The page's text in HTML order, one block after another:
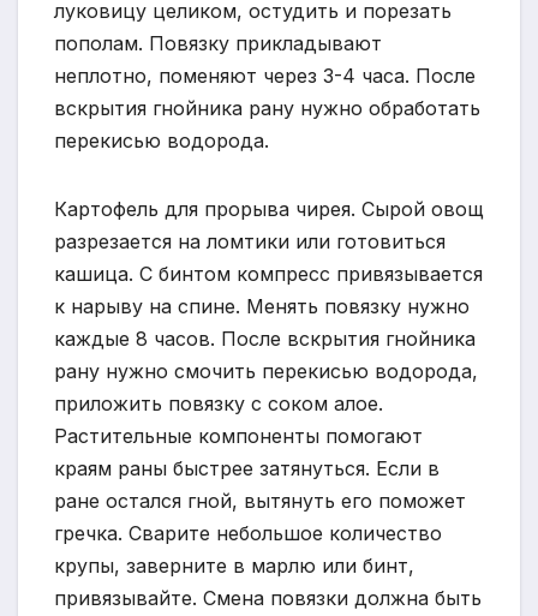
луковицу целиком, остудить и порезать
пополам. Повязку прикладывают
неплотно, поменяют через 3-4 часа. После
вскрытия гнойника рану нужно обработать
перекисью водорода.
Картофель для прорыва чирея. Сырой овощ
разрезается на ломтики или готовиться
кашица. С бинтом компресс привязывается
к нарыву на спине. Менять повязку нужно
каждые 8 часов. После вскрытия гнойника
рану нужно смочить перекисью водорода,
приложить повязку с соком алое.
Растительные компоненты помогают
краям раны быстрее затянуться. Если в
ране остался гной, вытянуть его поможет
гречка. Сварите небольшое количество
крупы, заверните в марлю или бинт,
привязывайте. Смена повязки должна быть